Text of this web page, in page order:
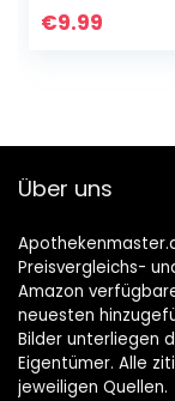
+ 500 mg
€9.99
Über uns
Preisvergleichs-
Amazon
neuesten
Bilder unterliegen
Eigentümer. Alle
jeweiligen Quellen.